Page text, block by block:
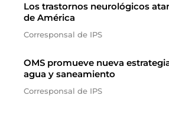
Los trastornos neurológicos
de América
Corresponsal de IPS
OMS promueve nueva
agua y saneamiento
Corresponsal de IPS